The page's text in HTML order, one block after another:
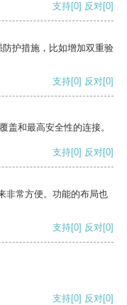
支持[0] 反对[0]
护措施，比如增加双重验
支持[0] 反对[0]
盖和最高安全性的连接。
支持[0] 反对[0]
非常方便。功能的布局也
支持[0] 反对[0]
支持[0] 反对[0]